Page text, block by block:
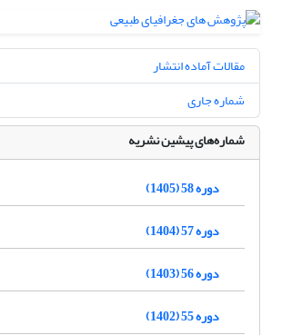
مقالات آماده انتشار
شماره جاری
شماره‌های پیشین نشریه
دوره 58 (1405)
دوره 57 (1404)
دوره 56 (1403)
دوره 55 (1402)